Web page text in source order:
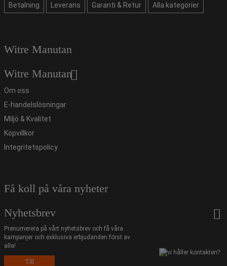
Betalning Leverans Garanti & Retur Alla kategorier
Witre Manutan
Witre Manutan
Om oss
E-handelslösningar
Miljö & Kvalitet
Köpvillkor
Integritetspolicy
Få koll på våra nyheter
Nyhetsbrev
Prenumerera på vårt nyhetsbrev och få våra
kampanjer och exklusiva erbjudanden först av
alla!
Till